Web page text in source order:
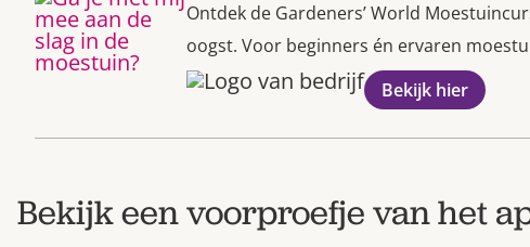
Ontdek de Gardeners’ World
oogst. Voor beginners én ervaren
Bekijk hier
Bekijk een voorproefje van het